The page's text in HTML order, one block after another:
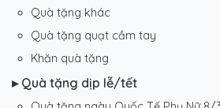
Quà tặng khác
Quà tặng quạt cầm tay
Khăn quà tặng
▸ Quà tặng dịp lễ/tết